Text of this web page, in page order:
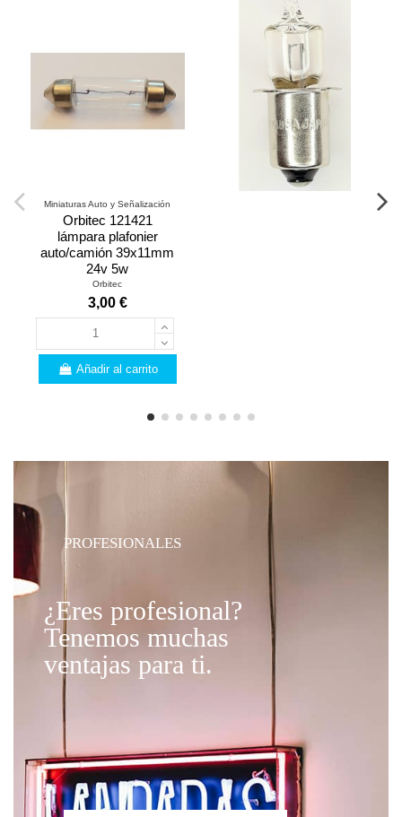
Miniaturas Auto y Señalización
Orbitec 121421
lámpara plafonier
auto/camión 39x11mm
24v 5w
Orbitec
3,00 €
Añadir al carrito
PROFESIONALES
¿Eres profesional?
Tenemos muchas
ventajas para ti.